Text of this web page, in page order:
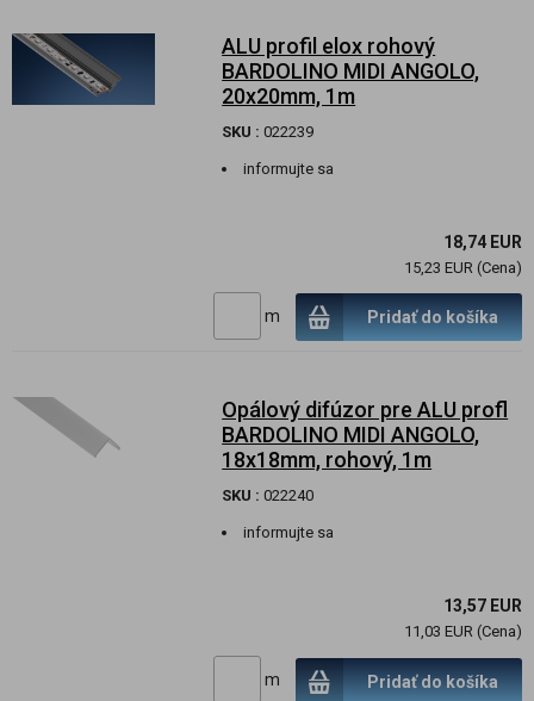
ALU profil elox rohový
BARDOLINO MIDI ANGOLO,
20x20mm, 1m
SKU : 022239
informujte sa
18,74 EUR
15,23 EUR (Cena)
m Pridať do košíka
Opálový difúzor pre ALU profl
BARDOLINO MIDI ANGOLO,
18x18mm, rohový, 1m
SKU : 022240
informujte sa
13,57 EUR
11,03 EUR (Cena)
m Pridať do košíka